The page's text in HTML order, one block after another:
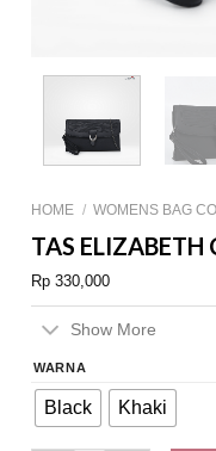
HOME / WOMENS BAG
TAS
Rp 330,000
Show More
WARNA
Black Khaki